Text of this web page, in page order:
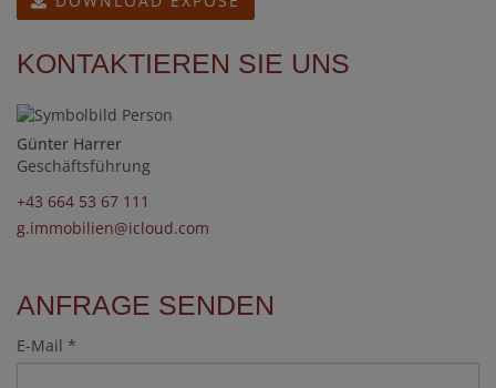
KONTAKTIEREN SIE UNS
Günter Harrer
Geschäftsführung
+43 664 53 67 111
g.immobilien@icloud.com
ANFRAGE SENDEN
E-Mail